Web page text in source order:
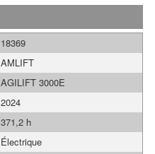
18369
AMLIFT
AGILIFT 3000E
2024
371,2 h
Électrique